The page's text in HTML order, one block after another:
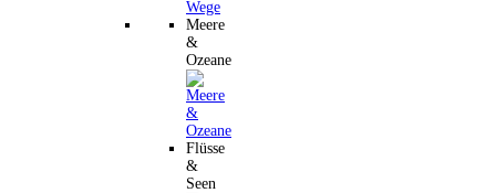
Meere
&
Ozeane
Flüsse
&
Seen